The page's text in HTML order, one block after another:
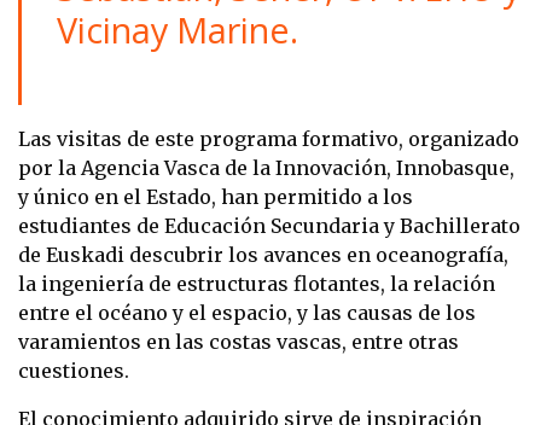
Vicinay Marine.
Las visitas de este programa formativo, organizado
por la Agencia Vasca de la Innovación, Innobasque,
y único en el Estado, han permitido a los
estudiantes de Educación Secundaria y Bachillerato
de Euskadi descubrir los avances en oceanografía,
la ingeniería de estructuras flotantes, la relación
entre el océano y el espacio, y las causas de los
varamientos en las costas vascas, entre otras
cuestiones.
El conocimiento adquirido sirve de inspiración